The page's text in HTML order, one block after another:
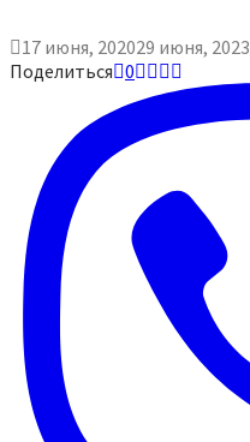
17 июня, 202029 июня, 2023
Поделиться 0